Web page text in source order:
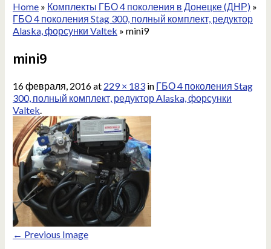
Home» Комплекты ГБО 4 поколения в Донецке (ДНР)»
ГБО 4 поколения Stag 300, полный комплект, редуктор
Alaska, форсунки Valtek » mini9
mini9
16 февраля, 2016at 229 × 183in ГБО 4 поколения Stag
300, полный комплект, редуктор Alaska, форсунки
Valtek.
← Previous Image